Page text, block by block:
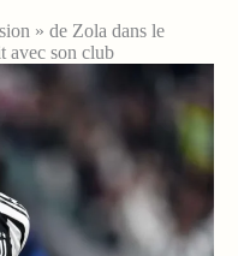
» de Zola dans le
avec son club